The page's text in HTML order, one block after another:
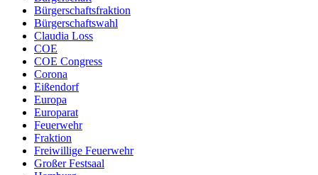
Bürgerschaftsfraktion
Bürgerschaftswahl
Claudia Loss
COE
COE Congress
Corona
Eißendorf
Europa
Europarat
Feuerwehr
Fraktion
Freiwillige Feuerwehr
Großer Festsaal